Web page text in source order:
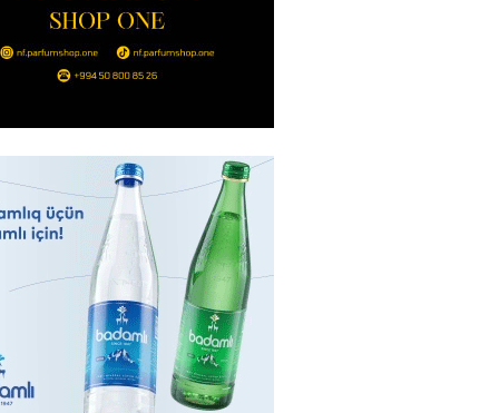
- 14:00
- 13:45 137
Abel Məhərrəmovun oğlu
SƏRƏNCAM
101
Xəzər Fərhadov ilə bağlı